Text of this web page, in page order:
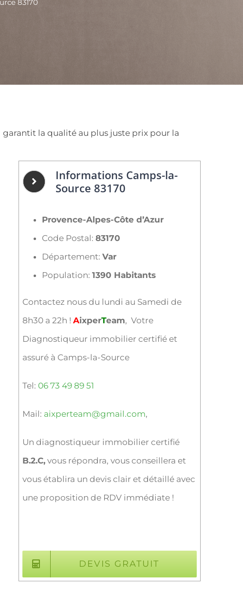
83170
la qualité au plus juste prix pour la
Informations Camps-la-
Source 83170
Provence-Alpes-Côte d’Azur
Code Postal:83170
Département:Var
Population:1390 Habitants
Contactez nous du lundi au Samedi de
8h30 a 22h !AixperTeam, Votre
Diagnostiqueur immobilier certifié et
assuré à Camps-la-Source
Tel: 06 73 49 89 51
Mail: aixperteam@gmail.com,
Un diagnostiqueur immobilier certifié
B.2.C, vous répondra, vous conseillera et
vous établira un devis clair et détaillé avec
une proposition de RDV immédiate !
DEVIS GRATUIT